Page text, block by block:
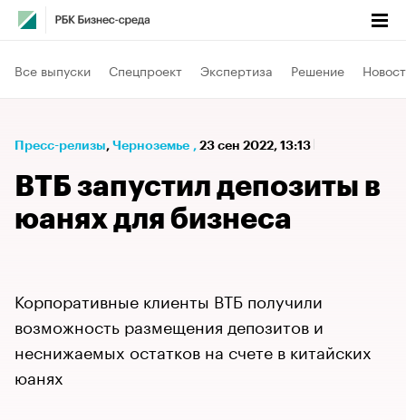
Все выпуски Спецпроект Экспертиза Решение
Пресс-релизы⁠, Черноземье , 23 сен 2022, 13:13
ВТБ запустил депозиты в
юанях для бизнеса
Корпоративные клиенты ВТБ получили
возможность размещения депозитов и
неснижаемых остатков на счете в китайских
юанях